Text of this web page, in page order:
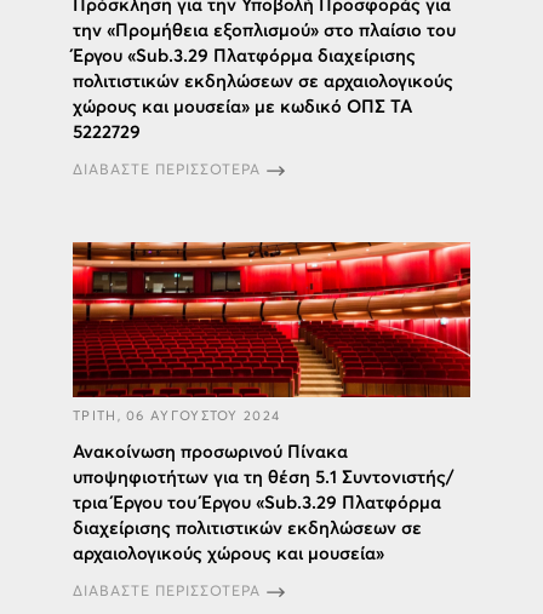
Πρόσκληση για την Υποβολή Προσφοράς για
την «Προμήθεια εξοπλισμού» στο πλαίσιο του
Έργου «Sub.3.29 Πλατφόρμα διαχείρισης
πολιτιστικών εκδηλώσεων σε αρχαιολογικούς
χώρους και μουσεία» με κωδικό ΟΠΣ ΤΑ
5222729
ΔΙΑΒΑΣΤΕ ΠΕΡΙΣΣΟΤΕΡΑ
ΤΡΙΤΗ, 06 ΑΥΓΟΥΣΤΟΥ 2024
Ανακοίνωση προσωρινού Πίνακα
υποψηφιοτήτων για τη θέση 5.1 Συντονιστής/
τρια Έργου του Έργου «Sub.3.29 Πλατφόρμα
διαχείρισης πολιτιστικών εκδηλώσεων σε
αρχαιολογικούς χώρους και μουσεία»
ΔΙΑΒΑΣΤΕ ΠΕΡΙΣΣΟΤΕΡΑ